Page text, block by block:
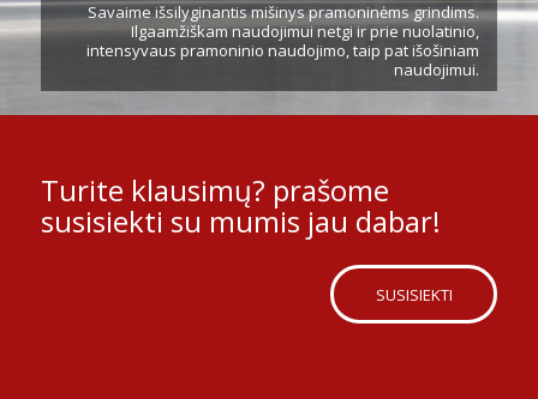
Savaime išsilyginantis mišinys pramoninėms grindims.
Ilgaamžiškam naudojimui netgi ir prie nuolatinio,
intensyvaus pramoninio naudojimo, taip pat išošiniam
naudojimui.
Turite klausimų? prašome
susisiekti su mumis jau dabar!
SUSISIEKTI